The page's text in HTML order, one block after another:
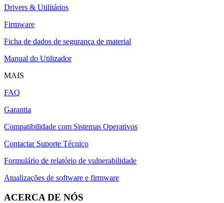
Drivers & Utilitários
Firmware
Ficha de dados de segurança de material
Manual do Utilizador
MAIS
FAQ
Garantia
Compatibilidade com Sistemas Operativos
Contactar Suporte Técnico
Formulário de relatório de vulnerabilidade
Atualizações de software e firmware
ACERCA DE NÓS